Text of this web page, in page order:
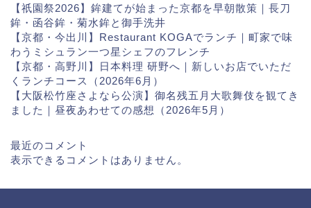
【祇園祭2026】鉾建てが始まった京都を早朝散策｜長刀
鉾・函谷鉾・菊水鉾と御手洗井
【京都・今出川】Restaurant KOGAでランチ｜町家で味
わうミシュラン一つ星シェフのフレンチ
【京都・高野川】日本料理 研野へ｜新しいお店でいただ
くランチコース（2026年6月）
【大阪松竹座さよなら公演】御名残五月大歌舞伎を観てき
ました｜昼夜あわせての感想（2026年5月）
最近のコメント
表示できるコメントはありません。